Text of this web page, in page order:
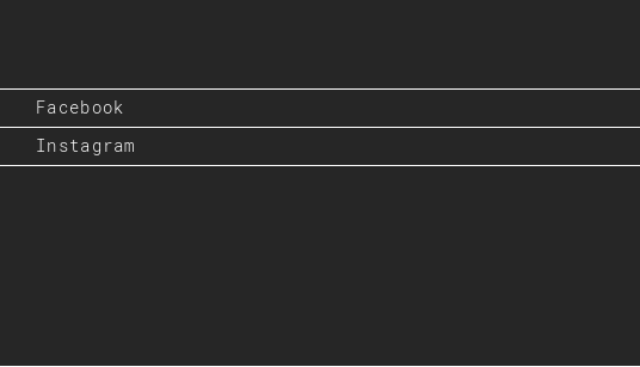
Facebook
Instagram